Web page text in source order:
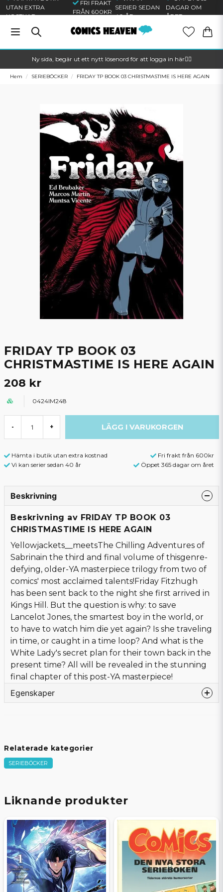
UTAN EXTRA
KOSTNAD
FRI FRAKT
FRÅN 600KR
SERIER SEDAN
40 ÅR
DAGAR OM
ÅRET
Ny sida, begär ut ett nytt lösenord för att logga in här🦸‍♂️
Hem SERIEBÖCKER FRIDAY TP BOOK 03 CHRISTMASTIME IS HERE AGAIN
FRIDAY TP BOOK 03
CHRISTMASTIME IS HERE AGAIN
208 kr
0424IM248
- + LÄGG I VARUKORGEN
Hämta i butik utan extra kostnad
Fri frakt från 600kr
Vi kan serier sedan 40 år
Öppet 365 dagar om året
Beskrivning
Beskrivning av FRIDAY TP BOOK 03
CHRISTMASTIME IS HERE AGAIN
Yellowjackets__meetsThe Chilling Adventures of
Sabrinain the third and final volume of thisgenre-
defying, older-YA masterpiece trilogy from two of
comics' most acclaimed talents!Friday Fitzhugh
has been sent back to the night she first arrived in
Kings Hill. But the question is why: to save
Lancelot Jones, the smartest boy in the world, or
to have to watch him die yet again? Is she traveling
in time, or caught in a time loop? And what is the
White Lady's secret plan for their town back in the
present time? All will be revealed in the stunning
final chapter of this post-YA masterpiece!
Egenskaper
Författare
Ed Brubaker
Tecknare
Beg/Nytt
Nytt Obegagnat
Relaterade kategorier
SERIEBÖCKER
Liknande produkter